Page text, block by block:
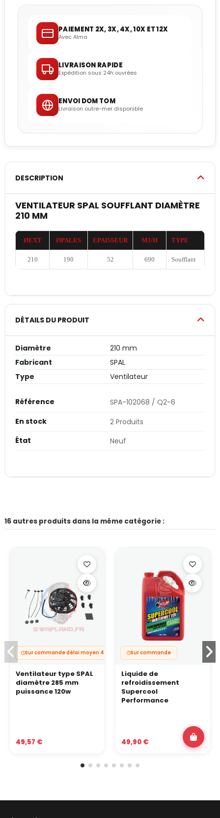
PAIEMENT 2X, 3X, 4X, 10X ET 12X
Avec Alma
LIVRAISON RAPIDE
Expédition sous 24h ouvrées
ENVOI DOM TOM
Livraison outre-mer disponible
DESCRIPTION
VENTILATEUR SPAL SOUFFLANT DIAMÈTRE
210 MM
ØEXT ØPALES EPAISSEUR M3/H TYPE
210 190 52 690 Soufflant
DÉTAILS DU PRODUIT
Diamètre
210 mm
Fabricant
SPAL
Type
Ventilateur
Référence
SPA-102068 / Q2-6
En stock
2 Produits
État
Neuf
16 autres produits dans la même catégorie :
Sur commande délai moyen 4 à 6 jours
Ventilateur type SPAL
diamètre 285 mm
puissance 120w
49,57 €
Sur commande
Liquide de
refroidissement
Supercool
Performance
49,90 €